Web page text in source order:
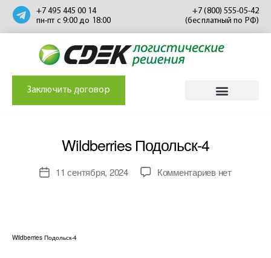
+7 495 445 00 14
пн-пт с 9:00 до 18:00
+7 (800) 555-05-42
(бесплатный по РФ)
Заключить договор
Wildberries Подольск-4
11 сентября, 2024 Комментариевнет
Wildberries Подольск-4